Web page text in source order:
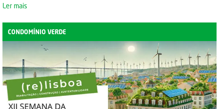
Ler mais
CONDOMÍNIO VERDE